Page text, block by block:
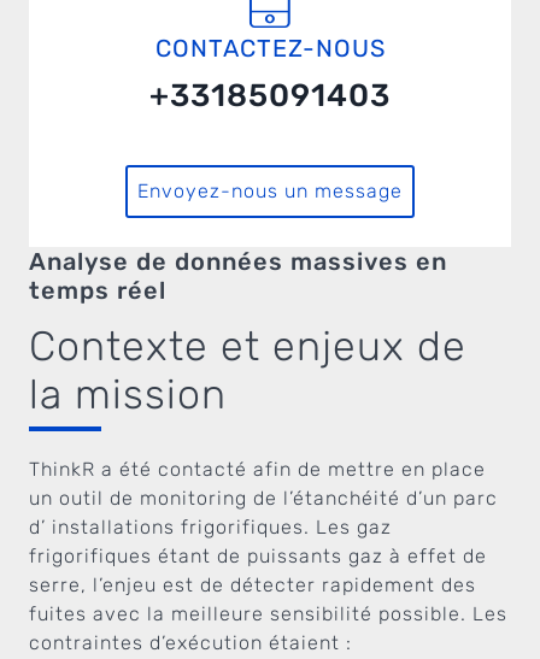
CONTACTEZ-NOUS
+33185091403
Envoyez-nous un message
Analyse de données massives en
temps réel
Contexte et enjeux de
la mission
ThinkR a été contacté afin de mettre en place
un outil de monitoring de l’étanchéité d’un parc
d’ installations frigorifiques. Les gaz
frigorifiques étant de puissants gaz à effet de
serre, l’enjeu est de détecter rapidement des
fuites avec la meilleure sensibilité possible. Les
contraintes d’exécution étaient :